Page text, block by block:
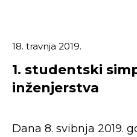
18. travnja 2019.
1. studentski
inženjerstva
Dana 8. svibnja 2019.